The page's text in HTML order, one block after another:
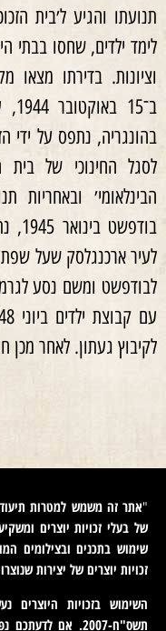
תנועתו והגיע ל׳בית
לימד ילדים, שחסו בבתי
וציונות. בדירתו
בהונגריה, נתפס על ידי
לסגל החינוכי של
לבודפשט ומשם נסע
לקיבוץ געתון. לאחר מכן
"אתר זה משמש למטרות
של בעלי זכויות יוצרים
שימוש בתכנים ובצילומים
זכויות יוצרים של יצירות
תשס"ח-2007. אם